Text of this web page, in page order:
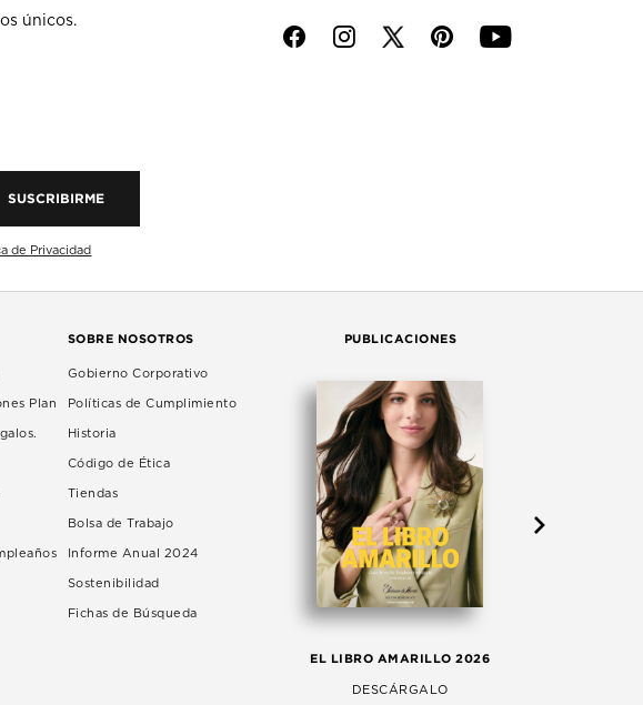
únicos.
SUSCRIBIRME
de Privacidad
f i p y
Plan
SOBRE NOSOTROS
Gobierno Corporativo
Políticas de Cumplimiento
Historia
Código de Ética
Tiendas
Bolsa de Trabajo
Informe Anual 2024
Sostenibilidad
Fichas de Búsqueda
PUBLICACIONES
EL LIBRO AMARILLO 2026
DESCÁRGALO